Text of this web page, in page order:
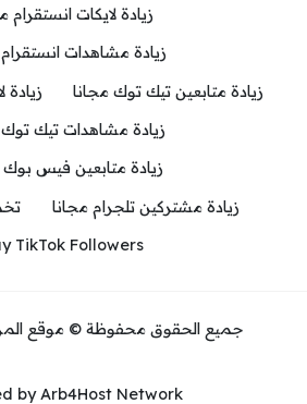
زيادة لايكات انستقرام
زيادة مشاهدات
زيادة متابعين تيك توك مجانا
زيادة
زيادة مشاهدات تيك توك
زيادة متابعين فيس بوك
زيادة مشتركين تلجرام مجانا
TikTok Followers
جميع الحقوق محفوظة © موقع المربح 2014 -
by Arb4Host Network